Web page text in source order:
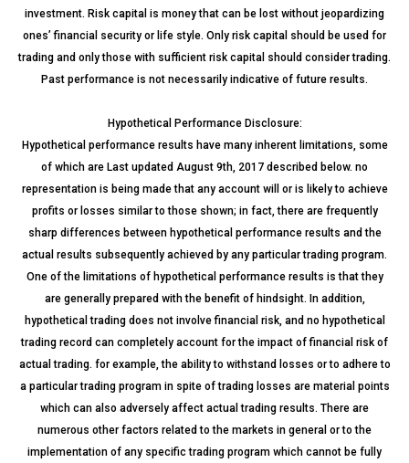
investment. Risk capital is money that can be lost without jeopardizing
ones’ financial security or life style. Only risk capital should be used for
trading and only those with sufficient risk capital should consider trading.
Past performance is not necessarily indicative of future results.
Hypothetical Performance Disclosure:
Hypothetical performance results have many inherent limitations, some
of which are Last updated August 9th, 2017 described below. no
representation is being made that any account will or is likely to achieve
profits or losses similar to those shown; in fact, there are frequently
sharp differences between hypothetical performance results and the
actual results subsequently achieved by any particular trading program.
One of the limitations of hypothetical performance results is that they
are generally prepared with the benefit of hindsight. In addition,
hypothetical trading does not involve financial risk, and no hypothetical
trading record can completely account for the impact of financial risk of
actual trading. for example, the ability to withstand losses or to adhere to
a particular trading program in spite of trading losses are material points
which can also adversely affect actual trading results. There are
numerous other factors related to the markets in general or to the
implementation of any specific trading program which cannot be fully